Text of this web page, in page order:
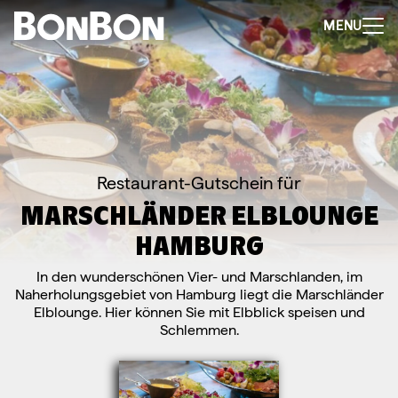
MENU
+-Für Firmen
Mitarbeitergeschenk allgemein
Geburtstage und Jubiläen
Steuerfreie Mitarbeiter-Benefits
Weihnachtsgeschenk Mitarbeiter
Perfekt als Mitarbeiter- oder Kundengeschenk
Bleibt garantiert lange in Erinnerung
Flexibel 3 Jahre deutschlandweit einlösbar
Perfekt für Incentives & Benefits
Auf Wunsch komplett individualisierbar
Anfrage/Beratung
Zur Direktbestellung für Firmen
+-Gutschein kaufen
Geschenkgutschein Allgemein
Happy Birthday
Tausend Dank
Herzlichen Glückwunsch
In den wunderschönen Vier- und Marschlanden, im
Naherholungsgebiet von Hamburg liegt die Marschländer
Elblounge. Hier können Sie mit Elbblick speisen und
Schlemmen.
Restaurant-Gutschein für
MARSCHLÄNDER ELBLOUNGE
HAMBURG